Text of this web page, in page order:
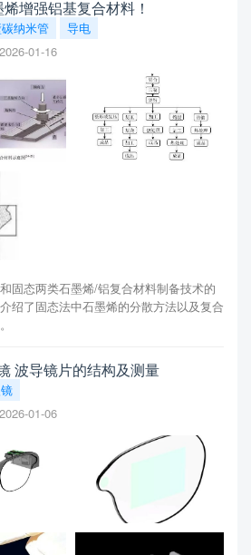
增强铝基复合材料！
纳米管
导电
2026-01-16
固态两类石墨烯/铝复合材料制备技术的
绍了固态法中石墨烯的分散方法以及复合
波导镜片的结构及测量
2026-01-06